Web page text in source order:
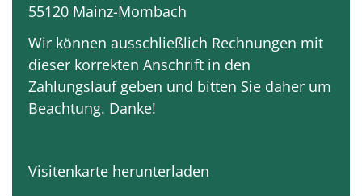
55120 Mainz-Mombach
Wir können ausschließlich Rechnungen mit
dieser korrekten Anschrift in den
Zahlungslauf geben und bitten Sie daher um
Beachtung. Danke!
Visitenkarte herunterladen